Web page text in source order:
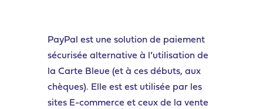
PayPal est une solution de paiement
sécurisée alternative à l’utilisation de
la Carte Bleue (et à ces débuts, aux
chèques). Elle est est utilisée par les
sites E-commerce et ceux de la vente